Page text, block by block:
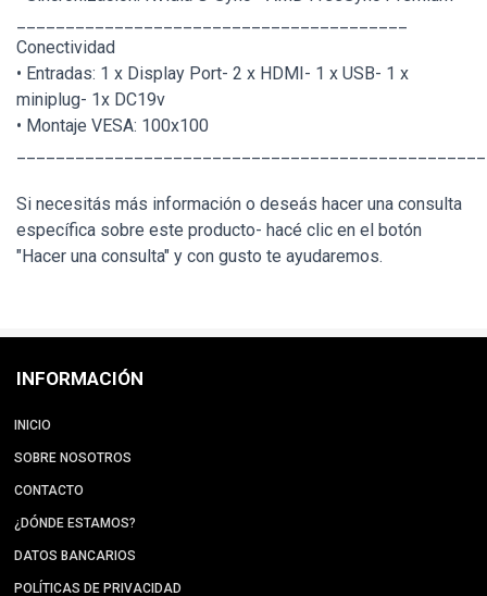
Conectividad
• Entradas: 1 x Display Port- 2 x HDMI- 1 x USB- 1 x
miniplug- 1x DC19v
• Montaje VESA: 100x100
Si necesitás más información o deseás hacer una consulta
específica sobre este producto- hacé clic en el botón
"Hacer una consulta" y con gusto te ayudaremos.
INFORMACIÓN
INICIO
SOBRE NOSOTROS
CONTACTO
¿DÓNDE ESTAMOS?
DATOS BANCARIOS
POLÍTICAS DE PRIVACIDAD